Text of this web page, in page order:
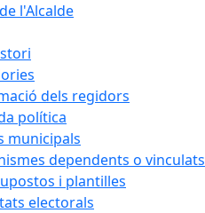
l'Alcalde
dels regidors
política
municipals
dependents o vinculats
i plantilles
electorals